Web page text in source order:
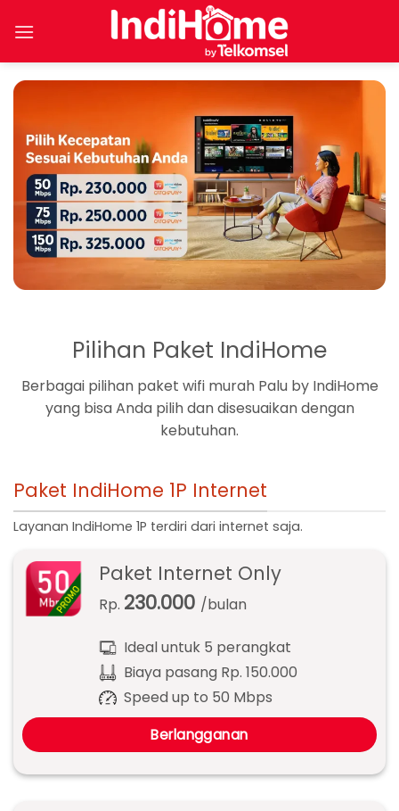
Pilihan Paket IndiHome
Berbagai pilihan paket wifi murah Palu by IndiHome
yang bisa Anda pilih dan disesuaikan dengan
kebutuhan.
Paket IndiHome 1P Internet
Layanan IndiHome 1P terdiri dari internet saja.
Paket Internet Only
Rp. 230.000 /bulan
Ideal untuk 5 perangkat
Biaya pasang Rp. 150.000
Speed up to 50 Mbps
Berlangganan